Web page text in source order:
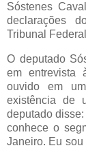
Sóstenes
declarações
Tribunal
O deputado
em entrevista
ouvido em
existência de
deputado
conhece o
Janeiro. Eu